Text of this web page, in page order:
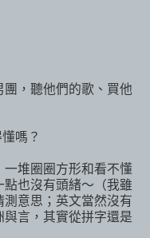
，聽他們的歌、買他
嗎？
堆圈圈方形和看不懂
也沒有頭緒～（我雖
意思；英文當然沒有
言，其實從拼字還是